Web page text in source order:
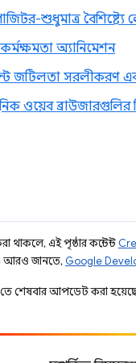
শুধুমাত্র
অ্যানিমেশন
জটিলতা সরলীকরণ
ওয়েব ব্রাউজারগুলির
থাকলে, এই পৃষ্ঠার কন্টেন্ট
আরও জানতে, Google
শেষবার আপডেট করা